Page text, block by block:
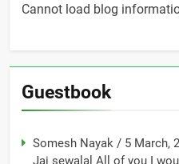
Cannot load blog
Guestbook
Somesh Nayak / 5 March,
Jai sewalal All of you I